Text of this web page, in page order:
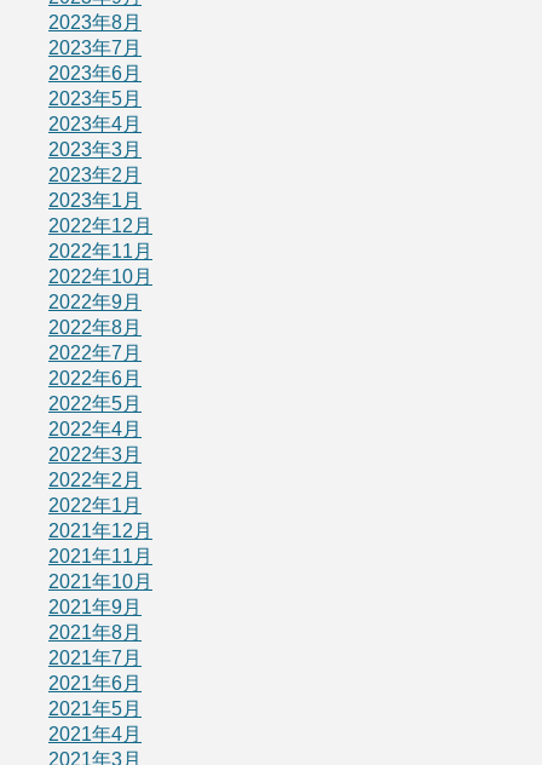
2023年8月
2023年7月
2023年6月
2023年5月
2023年4月
2023年3月
2023年2月
2023年1月
2022年12月
2022年11月
2022年10月
2022年9月
2022年8月
2022年7月
2022年6月
2022年5月
2022年4月
2022年3月
2022年2月
2022年1月
2021年12月
2021年11月
2021年10月
2021年9月
2021年8月
2021年7月
2021年6月
2021年5月
2021年4月
2021年3月